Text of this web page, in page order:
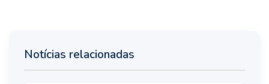
Notícias relacionadas